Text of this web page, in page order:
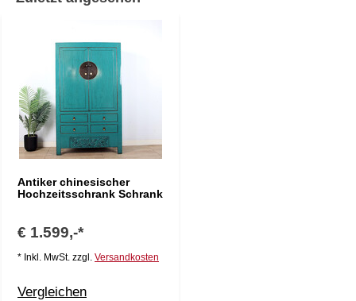
Antiker chinesischer
Hochzeitsschrank Schrank
€ 1.599,-*
* Inkl. MwSt. zzgl. Versandkosten
Vergleichen